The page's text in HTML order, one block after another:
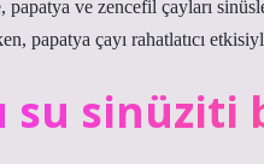
papatya ve zencefil çayları
papatya çayı rahatlatıcı
su sinüziti